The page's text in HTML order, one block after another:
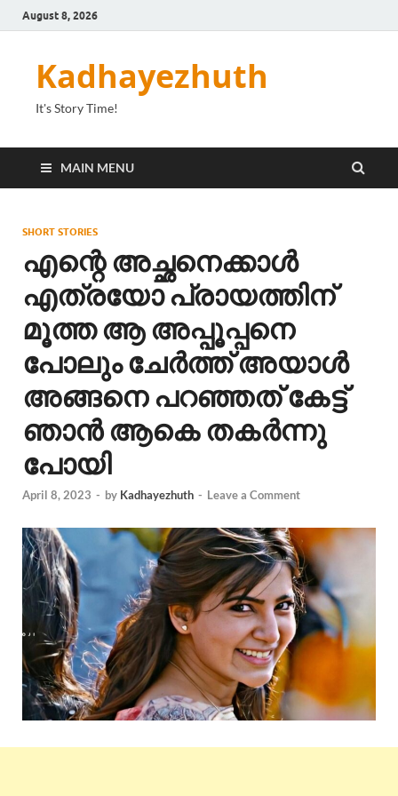
August 8, 2026
Kadhayezhuth
It's Story Time!
MAIN MENU
SHORT STORIES
എന്റെ അച്ഛനെക്കാൾ
എത്രയോ പ്രായത്തിന്
മൂത്ത ആ അപ്പൂപ്പനെ
പോലും ചേർത്ത് അയാൾ
അങ്ങനെ പറഞ്ഞത് കേട്ട്
ഞാൻ ആകെ തകർന്നു
പോയി
April 8, 2023 - by Kadhayezhuth - Leave a Comment